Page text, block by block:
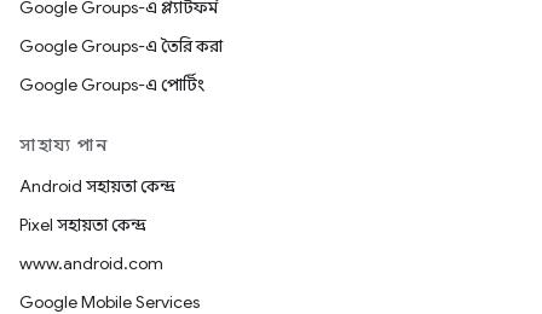
Google Groups-এ প্ল্যাটফর্ম
Google Groups-এ তৈরি করা
Google Groups-এ পোর্টিং
সাহায্য পান
Android সহায়তা কেন্দ্র
Pixel সহায়তা কেন্দ্র
www.android.com
Google Mobile Services